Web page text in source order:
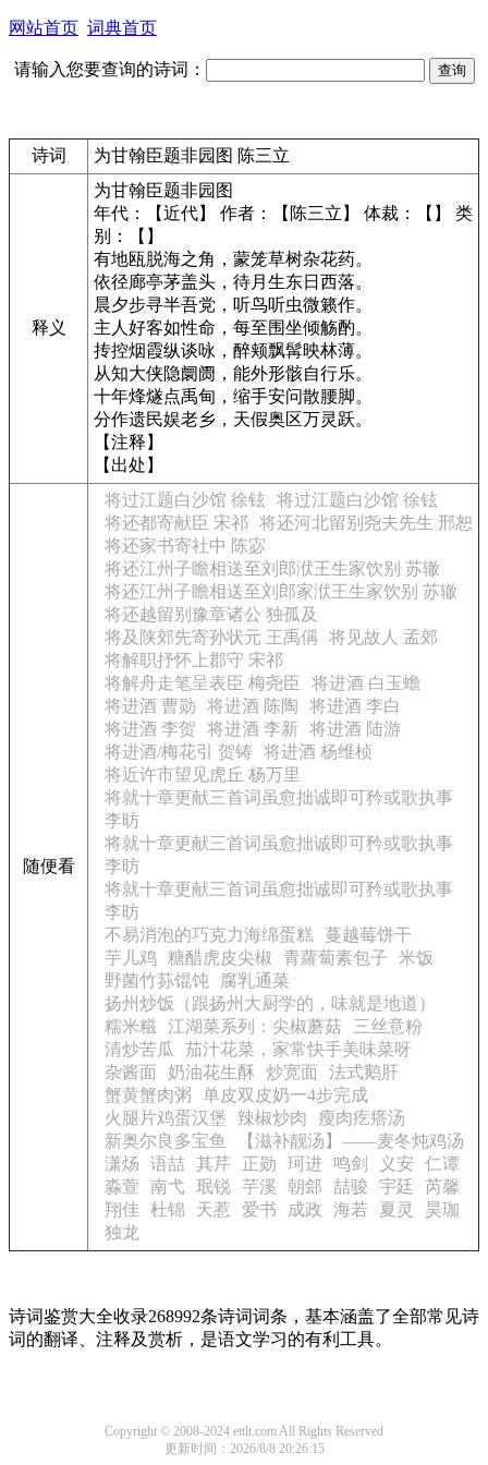
网站首页 词典首页
请输入您要查询的诗词：
诗词 为甘翰臣题非园图 陈三立
释义
为甘翰臣题非园图
年代：【近代】 作者：【陈三立】 体裁：【】 类
别：【】
有地瓯脱海之角，蒙笼草树杂花药。
依径廊亭茅盖头，待月生东日西落。
晨夕步寻半吾党，听鸟听虫微籁作。
主人好客如性命，每至围坐倾觞酌。
抟控烟霞纵谈咏，醉颊飘髯映林薄。
从知大侠隐阛阓，能外形骸自行乐。
十年烽燧点禹甸，缩手安问散腰脚。
分作遗民娱老乡，天假奥区万灵跃。
【注释】
【出处】
随便看
将过江题白沙馆 徐铉 将过江题白沙馆 徐铉
将还都寄献臣 宋祁 将还河北留别尧夫先生 邢恕
将还家书寄社中 陈宓
将还江州子瞻相送至刘郎洑王生家饮别 苏辙
将还江州子瞻相送至刘郎家洑王生家饮别 苏辙
将还越留别豫章诸公 独孤及
将及陕郊先寄孙状元 王禹偁 将见故人 孟郊
将解职抒怀上郡守 宋祁
将解舟走笔呈表臣 梅尧臣
将进酒 白玉蟾
将进酒 曹勋
将进酒 陈陶
将进酒 李白
将进酒 李贺
将进酒 李新
将进酒 陆游
将进酒/梅花引 贺铸 将进酒 杨维桢
将近许市望见虎丘 杨万里
将就十章更献三首词虽愈拙诚即可矜或歌执事
李昉
将就十章更献三首词虽愈拙诚即可矜或歌执事
李昉
将就十章更献三首词虽愈拙诚即可矜或歌执事
李昉
不易消泡的巧克力海绵蛋糕
蔓越莓饼干
芋儿鸡 糖醋虎皮尖椒 青蘿蔔素包子
米饭
野菌竹荪馄饨
腐乳通菜
扬州炒饭（跟扬州大厨学的，味就是地道）
糯米糍 江湖菜系列：尖椒蘑菇
三丝意粉
清炒苦瓜
茄汁花菜，家常快手美味菜呀
杂酱面
奶油花生酥 炒宽面
法式鹅肝
蟹黄蟹肉粥
单皮双皮奶一4步完成
火腿片鸡蛋汉堡
辣椒炒肉
瘦肉疙瘩汤
新奥尔良多宝鱼
【滋补靓汤】——麦冬炖鸡汤
潇炀
语喆 其芹 正勋 珂进 鸣剑 义安
仁谭
淼萱
南弋 珉锐 芋溪 朝郐 喆骏 宇廷
芮馨
翔佳
杜锦 天惹 爱书 成政 海若 夏灵
昊珈
独龙
诗词鉴赏大全收录268992条诗词词条，基本涵盖了全部常见诗
词的翻译、注释及赏析，是语文学习的有利工具。
Copyright © 2008-2024 ettlt.com All Rights Reserved
更新时间：2026/8/8 20:26:15